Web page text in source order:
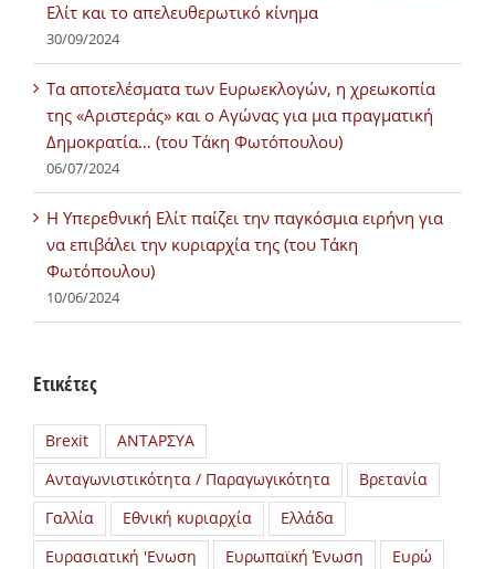
Ελίτ και το απελευθερωτικό κίνημα
30/09/2024
Τα αποτελέσματα των Ευρωεκλογών, η χρεωκοπία
της «Αριστεράς» και ο Αγώνας για μια πραγματική
Δημοκρατία… (του Τάκη Φωτόπουλου)
06/07/2024
H Υπερεθνική Ελίτ παίζει την παγκόσμια ειρήνη για
να επιβάλει την κυριαρχία της (του Τάκη
Φωτόπουλου)
10/06/2024
Ετικέτες
Brexit
ΑΝΤΑΡΣΥΑ
Ανταγωνιστικότητα / Παραγωγικότητα
Βρετανία
Γαλλία
Εθνική κυριαρχία
Ελλάδα
Ευρασιατική 'Ενωση
Ευρωπαϊκή Ένωση
Ευρώ